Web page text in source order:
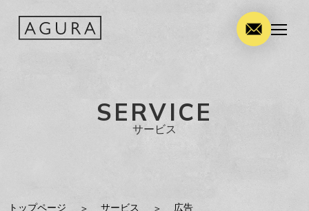
SERVICE
サービス
トップページ サービス 広告